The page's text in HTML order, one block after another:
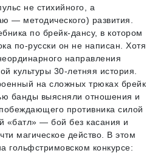
не стихийного, а
— методического) развития.
по брейк-дансу, в котором
по-русски он не написан. Хотя
направления
культуры 30-летняя история.
на сложных трюках брейк
банды выясняли отношения и
противника силой
«батл» — бой без касания и
магическое действо. В этом
гольфстримовском конкурсе: